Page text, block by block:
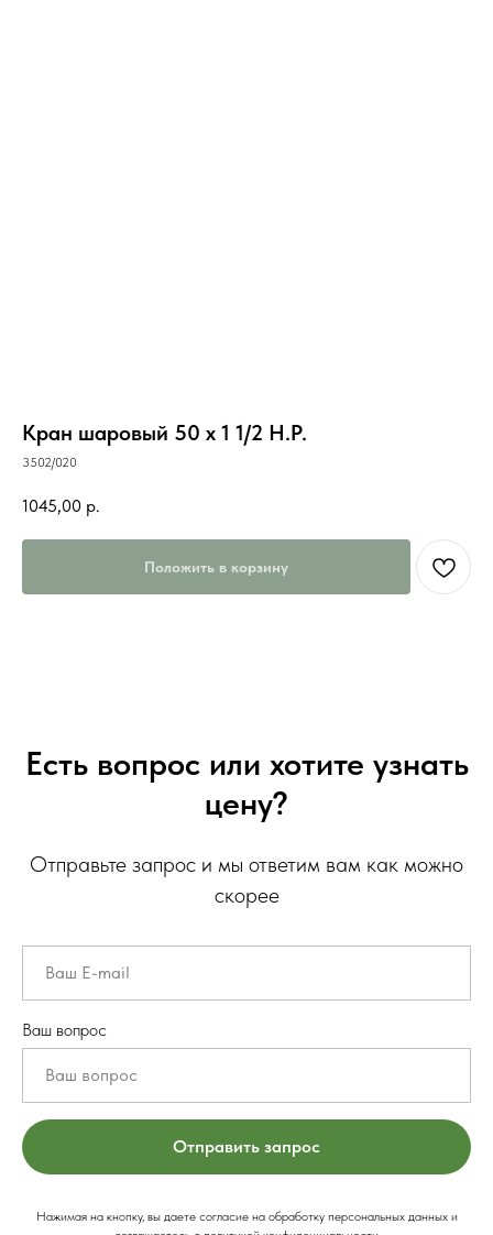
Кран шаровый 50 х 1 1/2 Н.Р.
3502/020
1045,00 р.
Положить в корзину
Есть вопрос или хотите узнать
цену?
Отправьте запрос и мы ответим вам как можно
скорее
Ваш вопрос
Отправить запрос
Нажимая на кнопку, вы даете согласие на обработку персональных данных и